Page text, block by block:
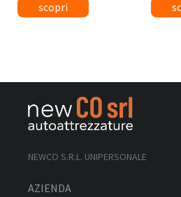
NEWCO S.R.L. UNIPERSONALE
AZIENDA